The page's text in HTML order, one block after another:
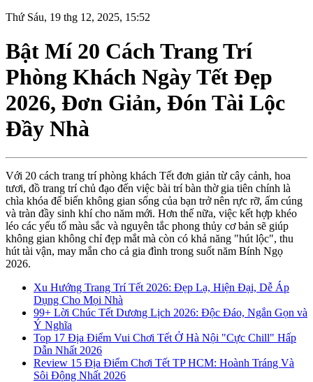
Thứ Sáu, 19 thg 12, 2025, 15:52
Bật Mí 20 Cách Trang Trí
Phòng Khách Ngày Tết Đẹp
2026, Đơn Giản, Đón Tài Lộc
Đầy Nhà
Với 20 cách trang trí phòng khách Tết đơn giản từ cây cảnh, hoa
tươi, đồ trang trí chủ đạo đến việc bài trí bàn thờ gia tiên chính là
chìa khóa để biến không gian sống của bạn trở nên rực rỡ, ấm cúng
và tràn đầy sinh khí cho năm mới. Hơn thế nữa, việc kết hợp khéo
léo các yếu tố màu sắc và nguyên tắc phong thủy cơ bản sẽ giúp
không gian không chỉ đẹp mắt mà còn có khả năng "hút lộc", thu
hút tài vận, may mắn cho cả gia đình trong suốt năm Bính Ngọ
2026.
Xu Hướng Trang Trí Tết 2026: Đẹp Lạ, Hiện Đại, Dễ Áp
Dụng Cho Mọi Nhà
99+ Lời Chúc Tết Dương Lịch 2026: Độc Đáo, Ngắn Gọn và
Ý Nghĩa
Top 17 Địa Điểm Vui Chơi Tết Ở Hà Nội "Cực Chill" Hấp
Dẫn Nhất 2026
Review 15 Địa Điểm Chơi Tết TP HCM: Hoành Tráng Và
Sôi Động Nhất 2026